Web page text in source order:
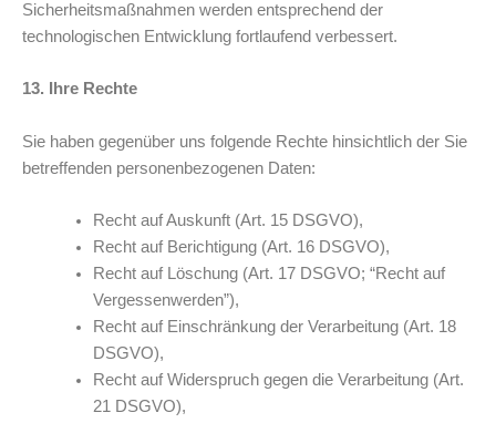
Sicherheitsmaßnahmen werden entsprechend der
technologischen Entwicklung fortlaufend verbessert.
13. Ihre Rechte
Sie haben gegenüber uns folgende Rechte hinsichtlich der Sie
betreffenden personenbezogenen Daten:
Recht auf Auskunft (Art. 15 DSGVO),
Recht auf Berichtigung (Art. 16 DSGVO),
Recht auf Löschung (Art. 17 DSGVO; “Recht auf
Vergessenwerden”),
Recht auf Einschränkung der Verarbeitung (Art. 18
DSGVO),
Recht auf Widerspruch gegen die Verarbeitung (Art.
21 DSGVO),